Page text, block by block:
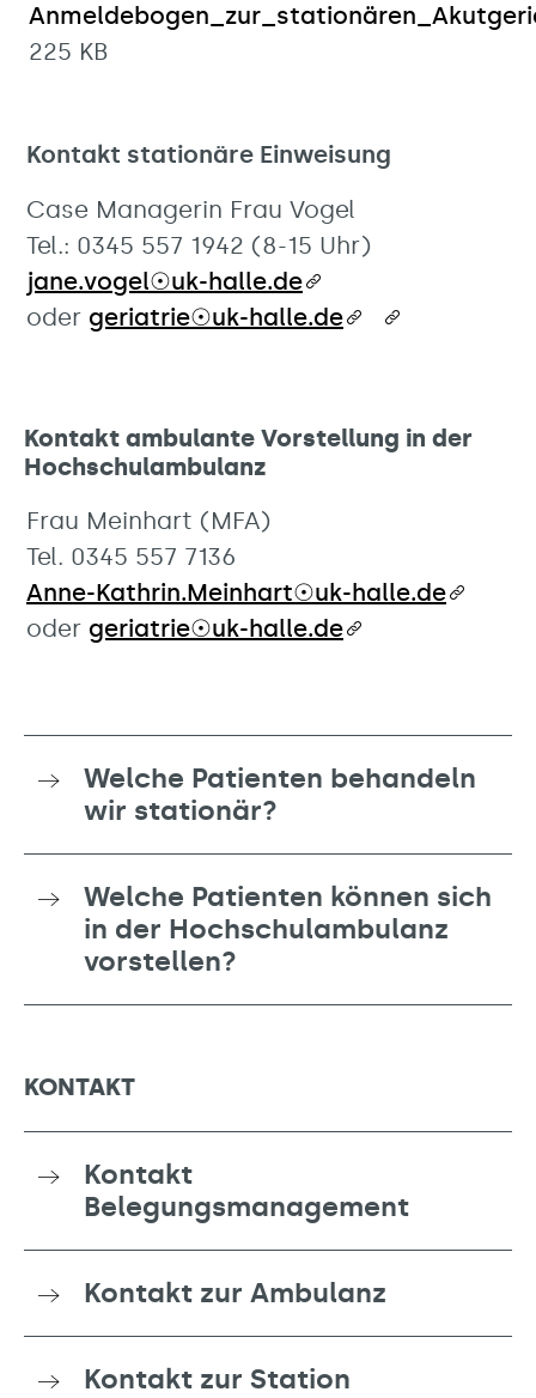
225 KB
Kontakt stationäre Einweisung
Case Managerin Frau Vogel
Tel.: 0345 557 1942 (8-15 Uhr)
jane.vogel☉uk-halle.de
oder geriatrie☉uk-halle.de
Kontakt ambulante Vorstellung in der
Hochschulambulanz
Frau Meinhart (MFA)
Tel. 0345 557 7136
Anne-Kathrin.Meinhart☉uk-halle.de
oder geriatrie☉uk-halle.de
Welche Patienten behandeln
wir stationär?
Welche Patienten können sich
in der Hochschulambulanz
vorstellen?
KONTAKT
Kontakt
Belegungsmanagement
Kontakt zur Ambulanz
Kontakt zur Station